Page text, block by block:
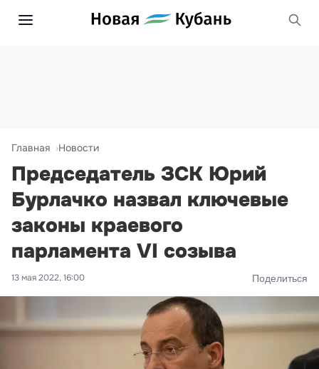
Главная Новости
Председатель ЗСК Юрий
Бурлачко назвал ключевые
законы краевого
парламента VI созыва
13 мая 2022, 16:00 Поделиться